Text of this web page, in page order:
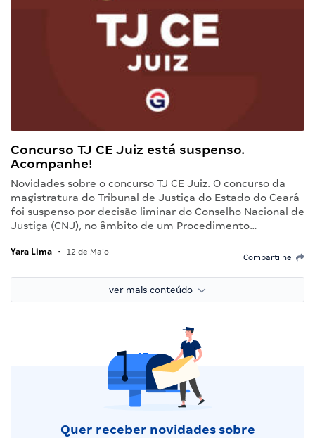
Concurso TJ CE Juiz está suspenso.
Acompanhe!
Novidades sobre o concurso TJ CE Juiz. O concurso da
magistratura do Tribunal de Justiça do Estado do Ceará
foi suspenso por decisão liminar do Conselho Nacional de
Justiça (CNJ), no âmbito de um Procedimento…
Yara Lima • 12 de Maio
Compartilhe
ver mais conteúdo
Quer receber novidades sobre